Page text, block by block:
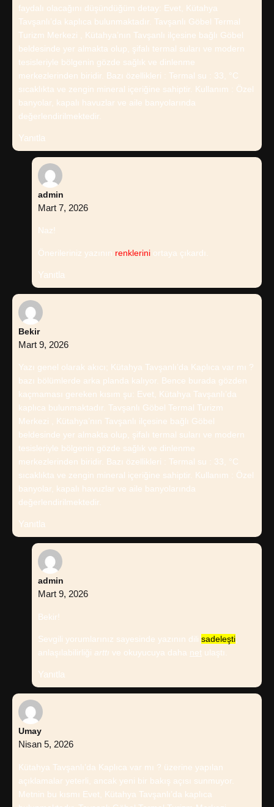
faydalı olacağını düşündüğüm detay: Evet, Kütahya
Tavşanlı’da kaplıca bulunmaktadır. Tavşanlı Göbel Termal
Turizm Merkezi , Kütahya’nın Tavşanlı ilçesine bağlı Göbel
beldesinde yer almakta olup, şifalı termal suları ve modern
tesisleriyle bölgenin gözde sağlık ve dinlenme
merkezlerinden biridir. Bazı özellikleri : Termal su : 33, °C
sıcaklıkta ve zengin mineral içeriğine sahiptir. Kullanım : Özel
banyolar, kapalı havuzlar ve aile banyolarında
değerlendirilmektedir.
Yanıtla
admin
Mart 7, 2026
Naz!
Önerileriniz yazının renklerini ortaya çıkardı.
Yanıtla
Bekir
Mart 9, 2026
Yazı genel olarak akıcı; Kütahya Tavşanlı’da Kaplıca var mı ?
bazı bölümlerde arka planda kalıyor. Bence burada gözden
kaçmaması gereken kısım şu: Evet, Kütahya Tavşanlı’da
kaplıca bulunmaktadır. Tavşanlı Göbel Termal Turizm
Merkezi , Kütahya’nın Tavşanlı ilçesine bağlı Göbel
beldesinde yer almakta olup, şifalı termal suları ve modern
tesisleriyle bölgenin gözde sağlık ve dinlenme
merkezlerinden biridir. Bazı özellikleri : Termal su : 33, °C
sıcaklıkta ve zengin mineral içeriğine sahiptir. Kullanım : Özel
banyolar, kapalı havuzlar ve aile banyolarında
değerlendirilmektedir.
Yanıtla
admin
Mart 9, 2026
Bekir!
Sevgili yorumlarınız sayesinde yazının dili sadeleşti
anlaşılabilirliği arttı ve okuyucuya daha net ulaştı.
Yanıtla
Umay
Nisan 5, 2026
Kütahya Tavşanlı’da Kaplıca var mı ? üzerine yapılan
açıklamalar yeterli, ancak yeni bir bakış açısı sunmuyor.
Metnin bu kısmı Evet, Kütahya Tavşanlı’da kaplıca